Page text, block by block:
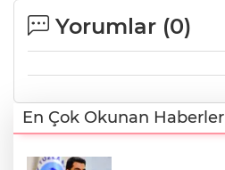
Yorumlar (0)
En Çok Okunan Haberler